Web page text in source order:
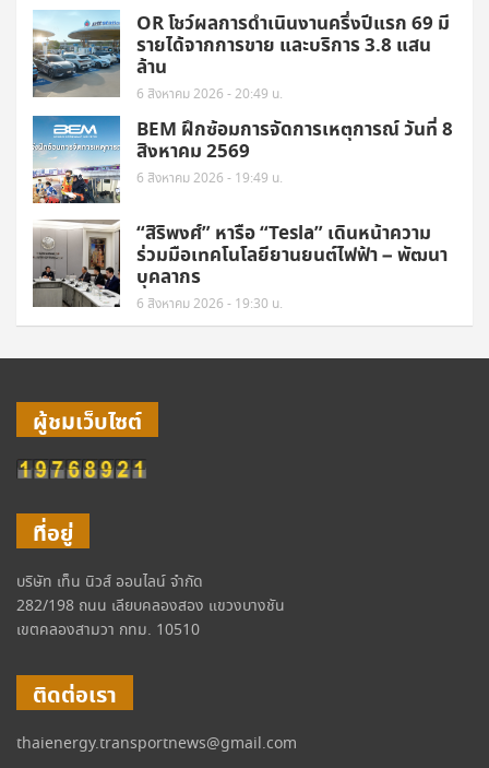
OR โชว์ผลการดำเนินงานครึ่งปีแรก 69 มี
รายได้จากการขาย และบริการ 3.8 แสน
ล้าน
6 สิงหาคม 2026 - 20:49 น.
BEM ฝึกซ้อมการจัดการเหตุการณ์ วันที่ 8
สิงหาคม 2569
6 สิงหาคม 2026 - 19:49 น.
“สิริพงศ์” หารือ “Tesla” เดินหน้าความ
ร่วมมือเทคโนโลยียานยนต์ไฟฟ้า – พัฒนา
บุคลากร
6 สิงหาคม 2026 - 19:30 น.
ผู้ชมเว็บไซต์
ที่อยู่
บริษัท เท็น นิวส์ ออนไลน์ จำกัด
282/198 ถนน เลียบคลองสอง แขวงบางชัน
เขตคลองสามวา กทม. 10510
ติดต่อเรา
thaienergy.transportnews@gmail.com